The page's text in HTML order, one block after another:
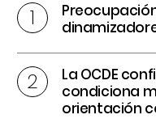
La OCDE
condiciona
orientación